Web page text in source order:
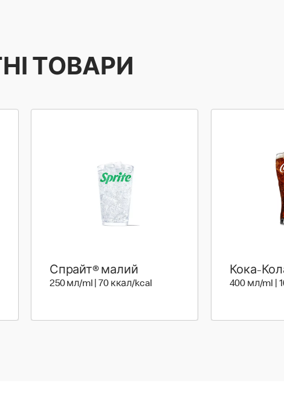
ТОВАРИ
Спрайт® малий
250 мл/ml | 70 ккал/kcal
Кока-
400 мл/ml |